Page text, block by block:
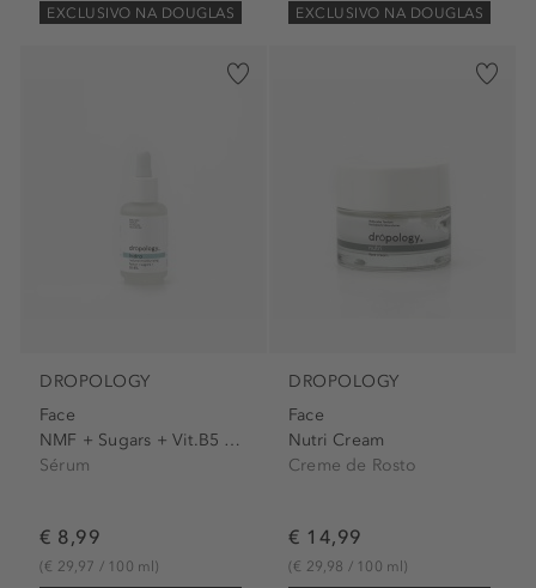
EXCLUSIVO NA DOUGLAS
EXCLUSIVO NA DOUGLAS
DROPOLOGY
Face
NMF + Sugars + Vit.B5 8% -...
Sérum
€ 8,99
(€ 29,97 / 100 ml)
DROPOLOGY
Face
Nutri Cream
Creme de Rosto
€ 14,99
(€ 29,98 / 100 ml)